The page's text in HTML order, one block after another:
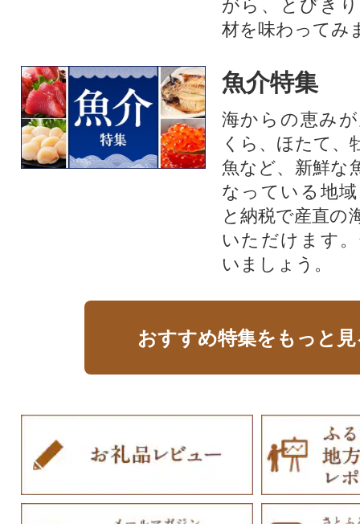
がら、とびき
材を味わってみ
魚介特集
海からの恵み
くら、ほたて、
魚など、新鮮な
なっている地
と納税で産直の
いただけます
いましょう。
おすすめ特集をもっと